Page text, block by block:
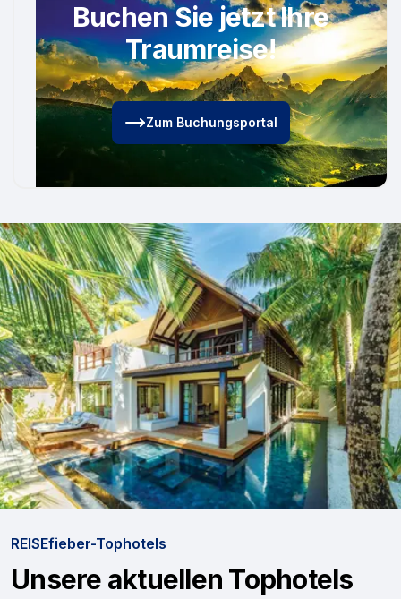
Buchen Sie jetzt Ihre
Traumreise!
Zum Buchungsportal
REISEfieber-Tophotels
Unsere aktuellen Tophotels